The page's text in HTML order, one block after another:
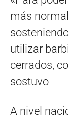
más
utilizar
cerrados,
sostuvo
A nivel